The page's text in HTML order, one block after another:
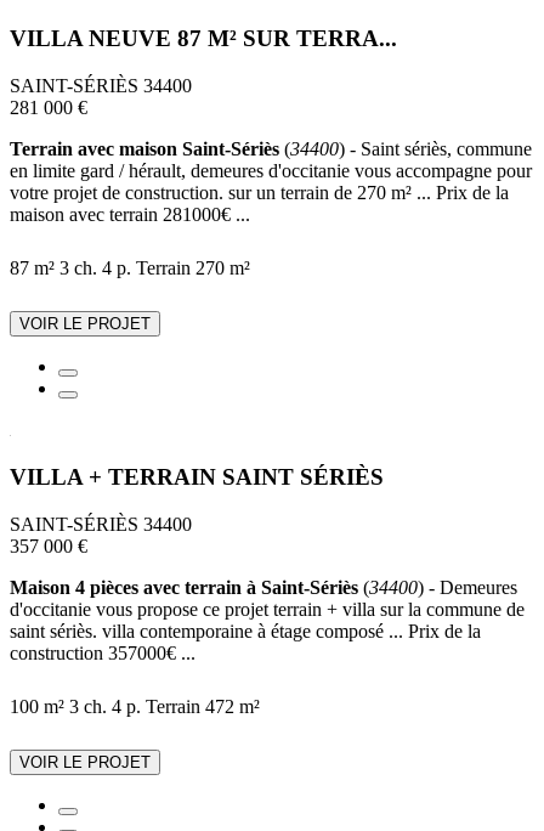
VILLA NEUVE 87 M² SUR TERRA...
SAINT-SÉRIÈS 34400
281 000 €
Terrain avec maison Saint-Sériès (34400) - Saint sériès, commune
en limite gard / hérault, demeures d'occitanie vous accompagne pour
votre projet de construction. sur un terrain de 270 m² ... Prix de la
maison avec terrain 281000€ ...
87 m² 3 ch. 4 p. Terrain 270 m²
VOIR LE PROJET
VILLA + TERRAIN SAINT SÉRIÈS
SAINT-SÉRIÈS 34400
357 000 €
Maison 4 pièces avec terrain à Saint-Sériès (34400) - Demeures
d'occitanie vous propose ce projet terrain + villa sur la commune de
saint sériès. villa contemporaine à étage composé ... Prix de la
construction 357000€ ...
100 m² 3 ch. 4 p. Terrain 472 m²
VOIR LE PROJET